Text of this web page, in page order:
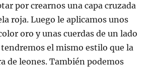
por crearnos una capa cruzada
roja. Luego le aplicamos unos
oro y unas cuerdas de un lado
el mismo estilo que la
de leones. También podemos